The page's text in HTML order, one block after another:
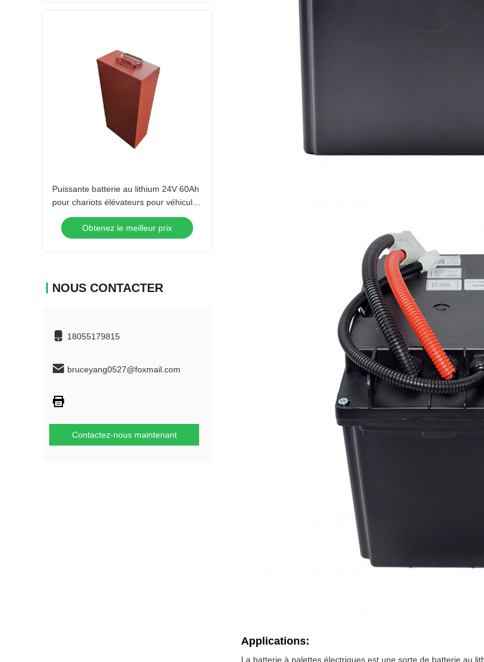
Puissante batterie au lithium 24V 60Ah
pour chariots élévateurs pour véhicules
industriels
Obtenez le meilleur prix
NOUS CONTACTER
18055179815
bruceyang0527@foxmail.com
Contactez-nous maintenant
Applications:
La batterie à palettes électriques est une sorte de batterie au